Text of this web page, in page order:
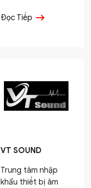
Đọc Tiếp
VT SOUND
Trung tâm nhập
khẩu thiết bị âm